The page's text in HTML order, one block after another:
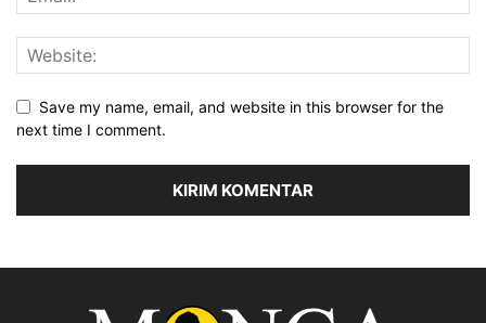
Save my name, email, and website in this browser for the
next time I comment.